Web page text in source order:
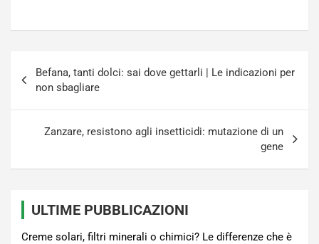
articoli
Befana, tanti dolci: sai dove gettarli | Le indicazioni per
non sbagliare
Zanzare, resistono agli insetticidi: mutazione di un
gene
ULTIME PUBBLICAZIONI
Creme solari, filtri minerali o chimici? Le differenze che è